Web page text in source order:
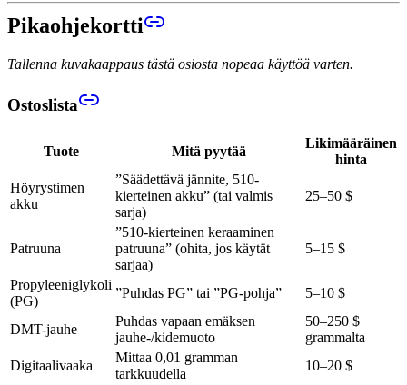
Pikaohjekortti
Tallenna kuvakaappaus tästä osiosta nopeaa käyttöä varten.
Ostoslista
Tuote Mitä pyytää
Likimääräinen
hinta
Höyrystimen
akku
”Säädettävä jännite, 510-
kierteinen akku” (tai valmis
sarja)
25–50 $
Patruuna
”510-kierteinen keraaminen
patruuna” (ohita, jos käytät
sarjaa)
5–15 $
Propyleeniglykoli
(PG)
”Puhdas PG” tai ”PG-pohja” 5–10 $
DMT-jauhe
Puhdas vapaan emäksen
jauhe-/kidemuoto
50–250 $
grammalta
Digitaalivaaka
Mittaa 0,01 gramman
tarkkuudella
10–20 $